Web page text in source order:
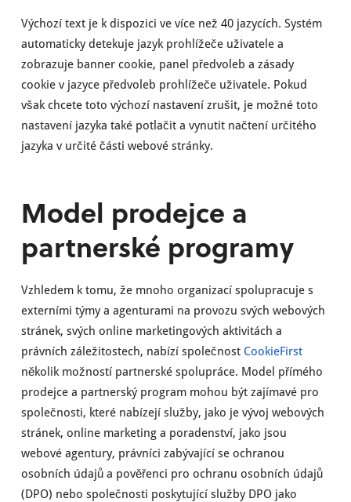
Výchozí text je k dispozici ve více než 40 jazycích. Systém
automaticky detekuje jazyk prohlížeče uživatele a
zobrazuje banner cookie, panel předvoleb a zásady
cookie v jazyce předvoleb prohlížeče uživatele. Pokud
však chcete toto výchozí nastavení zrušit, je možné toto
nastavení jazyka také potlačit a vynutit načtení určitého
jazyka v určité části webové stránky.
Model prodejce a
partnerské programy
Vzhledem k tomu, že mnoho organizací spolupracuje s
externími týmy a agenturami na provozu svých webových
stránek, svých online marketingových aktivitách a
právních záležitostech, nabízí společnost CookieFirst
několik možností partnerské spolupráce. Model přímého
prodejce a partnerský program mohou být zajímavé pro
společnosti, které nabízejí služby, jako je vývoj webových
stránek, online marketing a poradenství, jako jsou
webové agentury, právníci zabývající se ochranou
osobních údajů a pověřenci pro ochranu osobních údajů
(DPO) nebo společnosti poskytující služby DPO jako